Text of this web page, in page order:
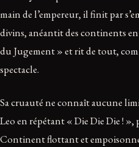
main de l’empereur, il finit par
divins, anéantit des continents
du Jugement » et rit de tout,
spectacle.
Sa cruauté ne connaît aucune
Leo en répétant « Die Die Die ! »,
Continent flottant et